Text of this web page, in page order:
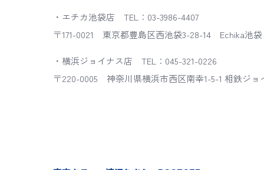
・エチカ池袋店 TEL：03-3986-4407
〒171-0021 東京都豊島区西池袋3-28-14 Echika池袋
・横浜ジョイナス店 TEL：045-321-0226
〒220-0005 神奈川県横浜市西区南幸1-5-1 相鉄ジョ